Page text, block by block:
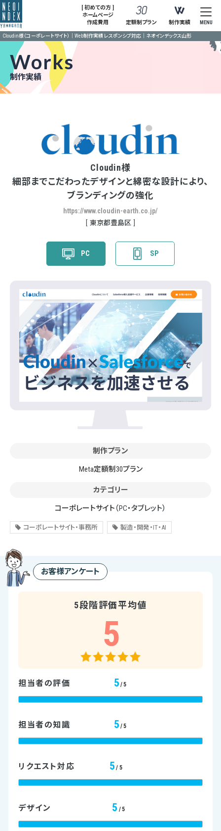
[ 初めての方 ]
ホームページ
作成費用
定額制プラン 制作実績 MENU
Cloudin様（コーポレートサイト）｜Web制作実績 レスポンシブ対応｜ネオインデックス山形
Works
制作実績
Cloudin様
細部までこだわったデザインと綿密な設計により、
ブランディングの強化
https://www.cloudin-earth.co.jp/
東京都豊島区
PC SP
制作プラン
Meta定額制30プラン
カテゴリー
コーポレートサイト （PC・タブレット）
コーポレートサイト・事務所 製造・開発・IT・AI
お客様アンケート
5段階評価平均値
5
担当者の評価 5 /5
担当者の知識 5 /5
リクエスト対応 5/5
デザイン 5 /5